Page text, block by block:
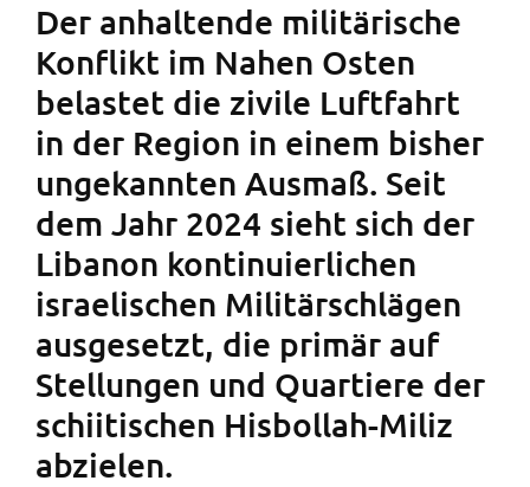
Der anhaltende militärische
Konflikt im Nahen Osten
belastet die zivile Luftfahrt
in der Region in einem bisher
ungekannten Ausmaß. Seit
dem Jahr 2024 sieht sich der
Libanon kontinuierlichen
israelischen Militärschlägen
ausgesetzt, die primär auf
Stellungen und Quartiere der
schiitischen Hisbollah-Miliz
abzielen.